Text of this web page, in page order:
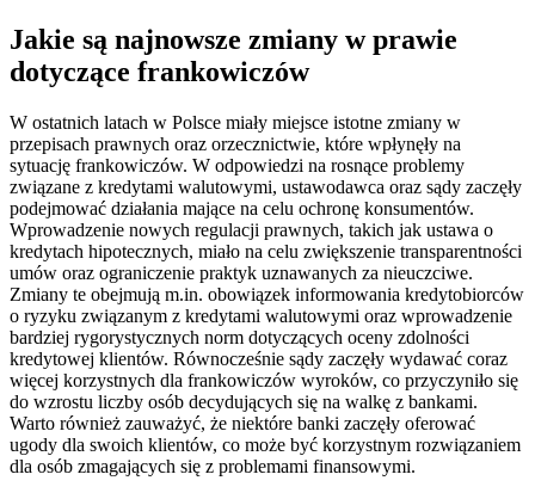
Jakie są najnowsze zmiany w prawie
dotyczące frankowiczów
W ostatnich latach w Polsce miały miejsce istotne zmiany w
przepisach prawnych oraz orzecznictwie, które wpłynęły na
sytuację frankowiczów. W odpowiedzi na rosnące problemy
związane z kredytami walutowymi, ustawodawca oraz sądy zaczęły
podejmować działania mające na celu ochronę konsumentów.
Wprowadzenie nowych regulacji prawnych, takich jak ustawa o
kredytach hipotecznych, miało na celu zwiększenie transparentności
umów oraz ograniczenie praktyk uznawanych za nieuczciwe.
Zmiany te obejmują m.in. obowiązek informowania kredytobiorców
o ryzyku związanym z kredytami walutowymi oraz wprowadzenie
bardziej rygorystycznych norm dotyczących oceny zdolności
kredytowej klientów. Równocześnie sądy zaczęły wydawać coraz
więcej korzystnych dla frankowiczów wyroków, co przyczyniło się
do wzrostu liczby osób decydujących się na walkę z bankami.
Warto również zauważyć, że niektóre banki zaczęły oferować
ugody dla swoich klientów, co może być korzystnym rozwiązaniem
dla osób zmagających się z problemami finansowymi.